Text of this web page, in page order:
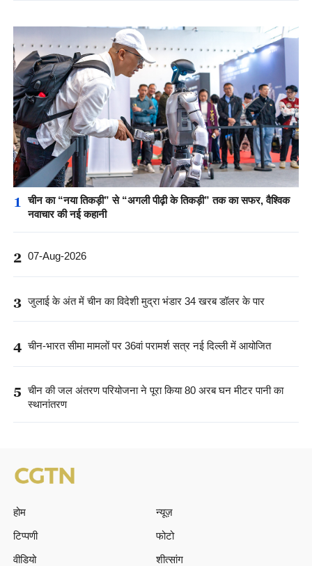
1
चीन का “नया तिकड़ी” से “अगली पीढ़ी के तिकड़ी” तक का सफर, वैश्विक
नवाचार की नई कहानी
2 07-Aug-2026
3 जुलाई के अंत में चीन का विदेशी मुद्रा भंडार 34 खरब डॉलर के पार
4 चीन-भारत सीमा मामलों पर 36वां परामर्श सत्र नई दिल्ली में आयोजित
5 चीन की जल अंतरण परियोजना ने पूरा किया 80 अरब घन मीटर पानी का
स्थानांतरण
होम
न्यूज़
टिप्पणी
फोटो
वीडियो
शीत्सांग